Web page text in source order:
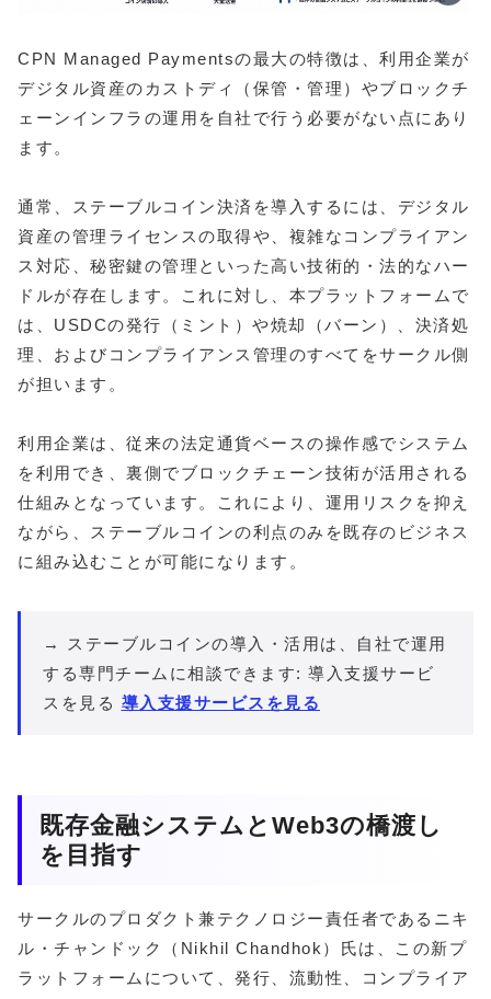
CPN Managed Paymentsの最大の特徴は、利用企業が
デジタル資産のカストディ（保管・管理）やブロックチ
ェーンインフラの運用を自社で行う必要がない点にあり
ます。
通常、ステーブルコイン決済を導入するには、デジタル
資産の管理ライセンスの取得や、複雑なコンプライアン
ス対応、秘密鍵の管理といった高い技術的・法的なハー
ドルが存在します。これに対し、本プラットフォームで
は、USDCの発行（ミント）や焼却（バーン）、決済処
理、およびコンプライアンス管理のすべてをサークル側
が担います。
利用企業は、従来の法定通貨ベースの操作感でシステム
を利用でき、裏側でブロックチェーン技術が活用される
仕組みとなっています。これにより、運用リスクを抑え
ながら、ステーブルコインの利点のみを既存のビジネス
に組み込むことが可能になります。
→ ステーブルコインの導入・活用は、自社で運用
する専門チームに相談できます: 導入支援サービ
スを見る 導入支援サービスを見る
既存金融システムとWeb3の橋渡し
を目指す
サークルのプロダクト兼テクノロジー責任者であるニキ
ル・チャンドック（Nikhil Chandhok）氏は、この新プ
ラットフォームについて、発行、流動性、コンプライア